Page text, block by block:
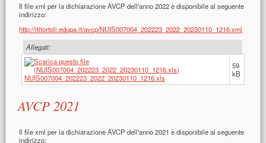
Il file xml per la dichiarazione AVCP dell'anno 2022 è disponibile al seguente
indirizzo:
http://ititortoli.edupa.it/avcp/NUIS007004_202223_2022_20230110_1216.xml
Allegati:
NUIS007004_202223_2022_20230110_1216.xls
59
kB
AVCP 2021
Il file xml per la dichiarazione AVCP dell'anno 2021 è disponibile al seguente
indirizzo: